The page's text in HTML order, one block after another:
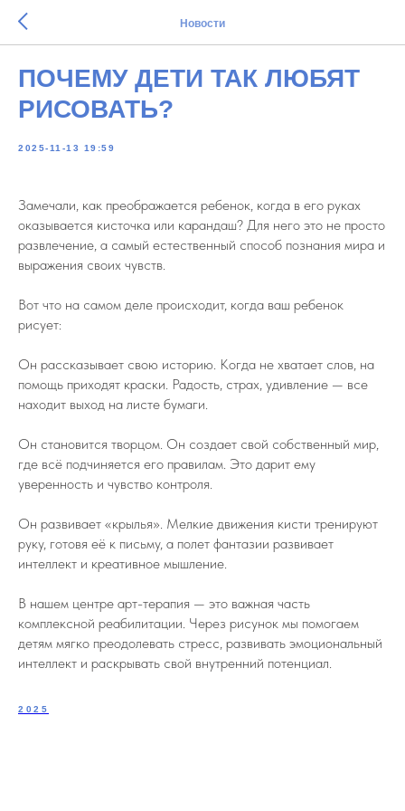
Новости
ПОЧЕМУ ДЕТИ ТАК ЛЮБЯТ
РИСОВАТЬ?
2025-11-13 19:59
Замечали, как преображается ребенок, когда в его руках
оказывается кисточка или карандаш? Для него это не просто
развлечение, а самый естественный способ познания мира и
выражения своих чувств.
Вот что на самом деле происходит, когда ваш ребенок
рисует:
Он рассказывает свою историю. Когда не хватает слов, на
помощь приходят краски. Радость, страх, удивление — все
находит выход на листе бумаги.
Он становится творцом. Он создает свой собственный мир,
где всё подчиняется его правилам. Это дарит ему
уверенность и чувство контроля.
Он развивает «крылья». Мелкие движения кисти тренируют
руку, готовя её к письму, а полет фантазии развивает
интеллект и креативное мышление.
В нашем центре арт-терапия — это важная часть
комплексной реабилитации. Через рисунок мы помогаем
детям мягко преодолевать стресс, развивать эмоциональный
интеллект и раскрывать свой внутренний потенциал.
2025